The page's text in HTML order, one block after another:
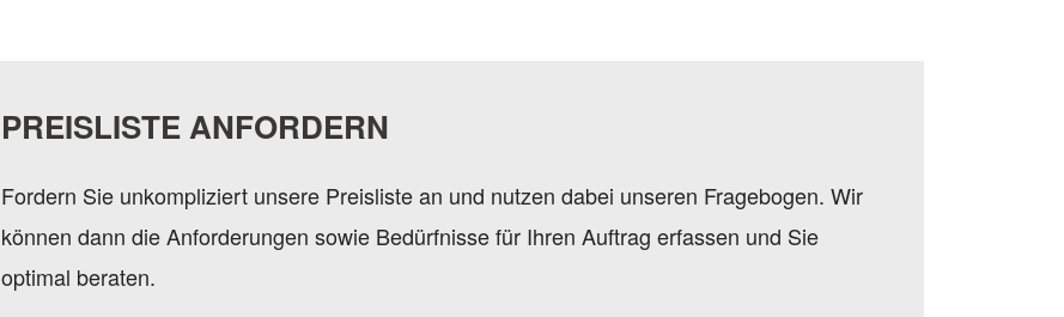
PREISLISTE ANFORDERN
Fordern Sie unkompliziert unsere Preisliste an und nutzen dabei unseren Fragebogen. Wir
können dann die Anforderungen sowie Bedürfnisse für Ihren Auftrag erfassen und Sie
optimal beraten.